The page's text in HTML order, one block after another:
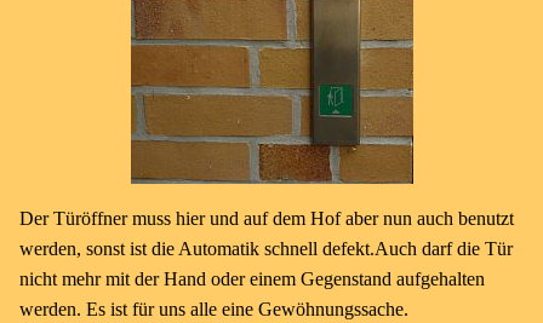
Der Türöffner muss hier und auf dem Hof aber nun auch benutzt
werden, sonst ist die Automatik schnell defekt.Auch darf die Tür
nicht mehr mit der Hand oder einem Gegenstand aufgehalten
werden. Es ist für uns alle eine Gewöhnungssache.